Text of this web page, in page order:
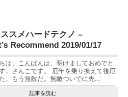
スメハードテクノ –
Recommend 2019/01/17
は、こんばんは、明けましておめでと
。さんごです。 厄年を乗り換えて後厄
。もう無敵だ。無敵ついでに先...
記事を読む